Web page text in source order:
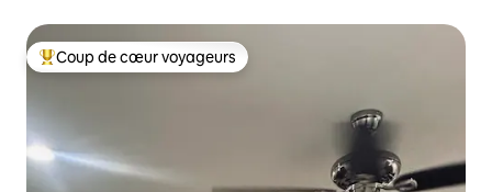
Coup de cœur voyageurs parmi les plus aimés
Coup de cœur voyageurs